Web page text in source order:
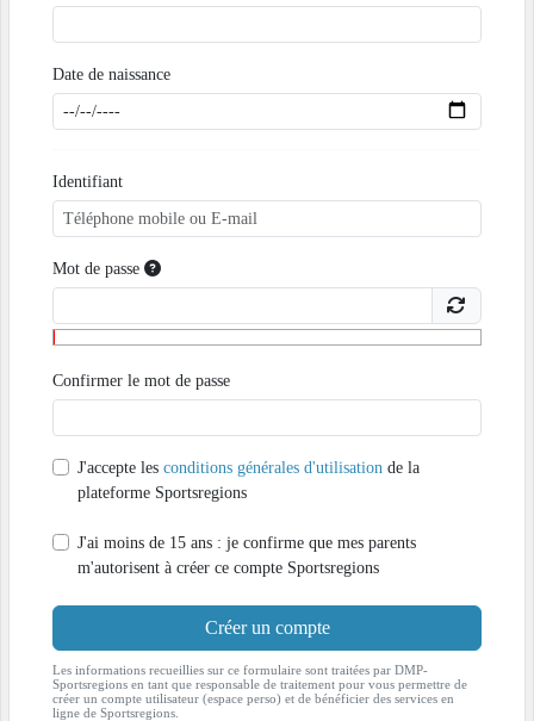
Date de naissance
Identifiant
Mot de passe
Confirmer le mot de passe
J'accepte les conditions générales d'utilisation de la
plateforme Sportsregions
J'ai moins de 15 ans : je confirme que mes parents
m'autorisent à créer ce compte Sportsregions
Créer un compte
Les informations recueillies sur ce formulaire sont traitées par DMP-
Sportsregions en tant que responsable de traitement pour vous permettre de
créer un compte utilisateur (espace perso) et de bénéficier des services en
ligne de Sportsregions.